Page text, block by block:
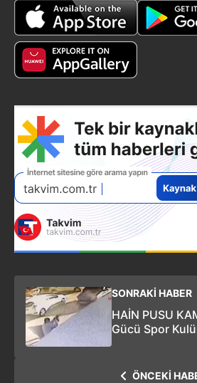
kullanılmaktadır. Diğer çerezler,
kılınması ve kişiselleştirilmesi ve
reklam/pazarlama faaliyetlerinin
sınırlı olarak açık rızanız dahilinde
için Ayarlar butonuna tıklayabilir,
Metnimizi ziyaret edebilirsiniz.
6698 sayılı Kişisel Verilerin
hazırlanmış Aydınlatma Metnimizi
ilgili mevzuata uygun olarak
almak için lütfentıklayınız.
SONRAKİ HABER
HAİN PUSU
Gücü Spor
görüntüleri
ÖNCEKİ